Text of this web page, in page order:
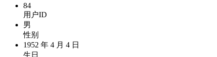
84
用户ID
男
性别
1952 年 4 月 4 日
生日